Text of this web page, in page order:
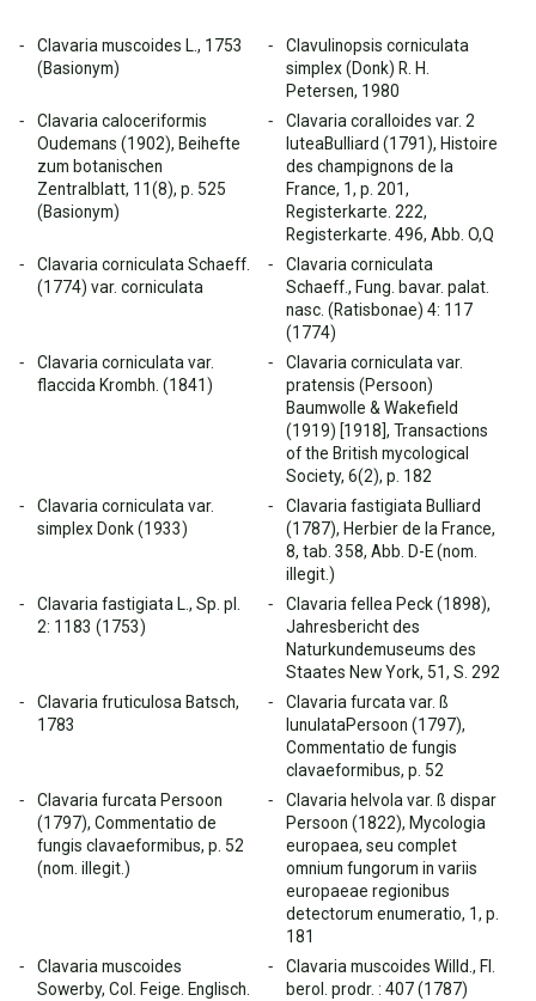
Clavaria muscoides L., 1753
(Basionym)
Clavulinopsis corniculata
simplex (Donk) R. H.
Petersen, 1980
Clavaria caloceriformis
Oudemans (1902), Beihefte
zum botanischen
Zentralblatt, 11(8), p. 525
(Basionym)
Clavaria coralloides var. 2
luteaBulliard (1791), Histoire
des champignons de la
France, 1, p. 201,
Registerkarte. 222,
Registerkarte. 496, Abb. O,Q
Clavaria corniculata Schaeff.
(1774) var. corniculata
Clavaria corniculata
Schaeff., Fung. bavar. palat.
nasc. (Ratisbonae) 4: 117
(1774)
Clavaria corniculata var.
flaccida Krombh. (1841)
Clavaria corniculata var.
pratensis (Persoon)
Baumwolle & Wakefield
(1919) [1918], Transactions
of the British mycological
Society, 6(2), p. 182
Clavaria corniculata var.
simplex Donk (1933)
Clavaria fastigiata Bulliard
(1787), Herbier de la France,
8, tab. 358, Abb. D-E (nom.
illegit.)
Clavaria fastigiata L., Sp. pl.
2: 1183 (1753)
Clavaria fellea Peck (1898),
Jahresbericht des
Naturkundemuseums des
Staates New York, 51, S. 292
Clavaria fruticulosa Batsch,
1783
Clavaria furcata var. ß
lunulataPersoon (1797),
Commentatio de fungis
clavaeformibus, p. 52
Clavaria furcata Persoon
(1797), Commentatio de
fungis clavaeformibus, p. 52
(nom. illegit.)
Clavaria helvola var. ß dispar
Persoon (1822), Mycologia
europaea, seu complet
omnium fungorum in variis
europaeae regionibus
detectorum enumeratio, 1, p.
181
Clavaria muscoides
Sowerby, Col. Feige. Englisch.
Clavaria muscoides Willd., Fl.
berol. prodr. : 407 (1787)